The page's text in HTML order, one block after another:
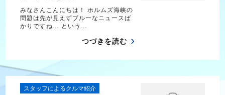
みなさんこんにちは！ ホルムズ海峡の
問題は先が見えずブルーなニュースば
かりですね… という…
つづきを読む
スタッフによるクルマ紹介